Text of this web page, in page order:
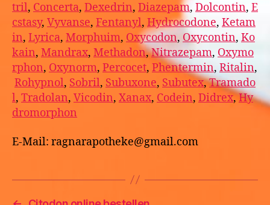
tril, Concerta, Dexedrin, Diazepam, Dolcontin, E
cstasy, Vyvanse, Fentanyl, Hydrocodone, Ketam
in, Lyrica, Morphuim, Oxycodon, Oxycontin, Ko
kain, Mandrax, Methadon,Nitrazepam, Oxymo
rphon, Oxynorm, Percocet, Phentermin, Ritalin,
Rohypnol, Sobril, Subuxone, Subutex,Tramado
l, Tradolan, Vicodin, Xanax, Codein, Didrex,Hy
dromorphon
E-Mail: ragnarapotheke@gmail.com